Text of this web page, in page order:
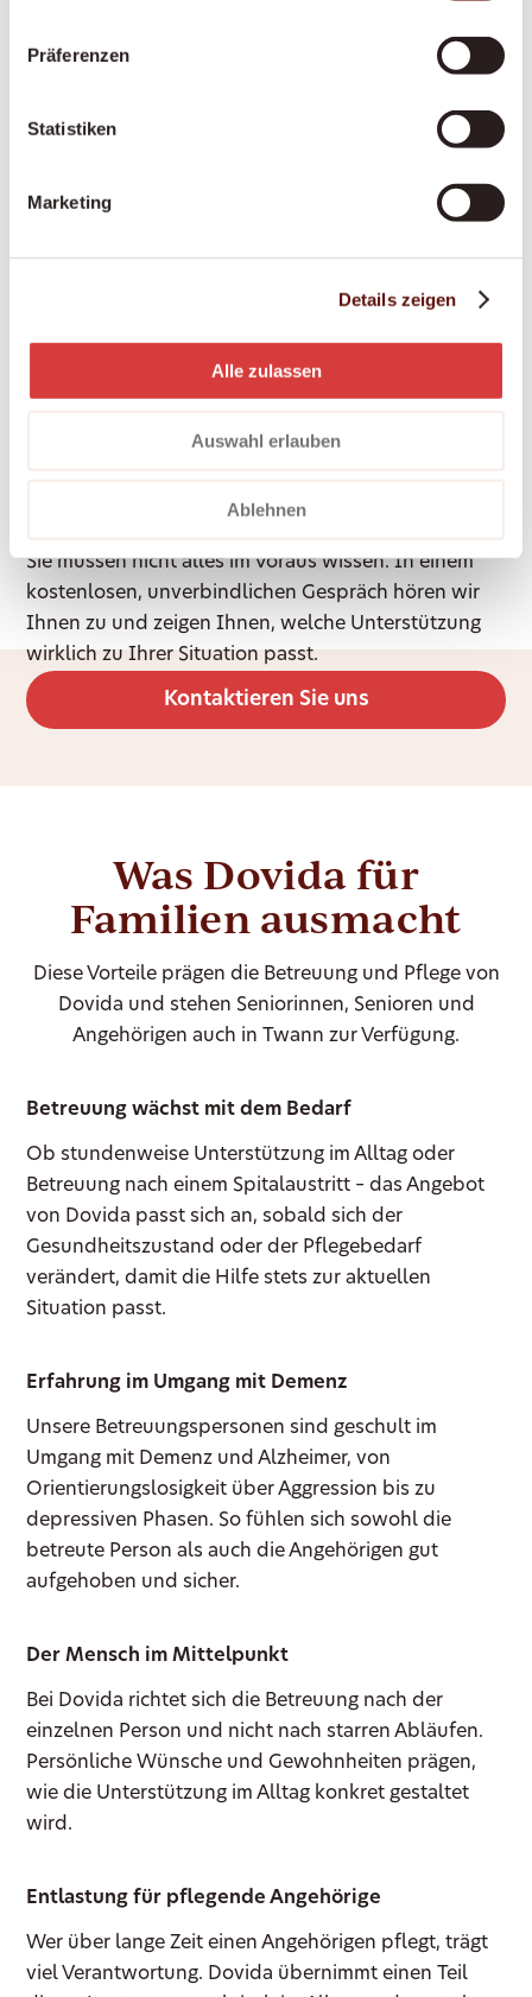
Präferenzen
Statistiken
Marketing
Details zeigen
Alle zulassen
Auswahl erlauben
Ablehnen
Ein würdevoller letzter Lebensabschnitt im
vertrauten Zuhause – einfühlsam begleitet, in
brauchen?
Sie müssen nicht alles im Voraus wissen. In einem
kostenlosen, unverbindlichen Gespräch hören wir
Ihnen zu und zeigen Ihnen, welche Unterstützung
wirklich zu Ihrer Situation passt.
Kontaktieren Sie uns
Was Dovida für
Familien ausmacht
Diese Vorteile prägen die Betreuung und Pflege von
Dovida und stehen Seniorinnen, Senioren und
Angehörigen auch in Twann zur Verfügung.
Betreuung wächst mit dem Bedarf
Ob stundenweise Unterstützung im Alltag oder
Betreuung nach einem Spitalaustritt – das Angebot
von Dovida passt sich an, sobald sich der
Gesundheitszustand oder der Pflegebedarf
verändert, damit die Hilfe stets zur aktuellen
Situation passt.
Erfahrung im Umgang mit Demenz
Unsere Betreuungspersonen sind geschult im
Umgang mit Demenz und Alzheimer, von
Orientierungslosigkeit über Aggression bis zu
depressiven Phasen. So fühlen sich sowohl die
betreute Person als auch die Angehörigen gut
aufgehoben und sicher.
Der Mensch im Mittelpunkt
Bei Dovida richtet sich die Betreuung nach der
einzelnen Person und nicht nach starren Abläufen.
Persönliche Wünsche und Gewohnheiten prägen,
wie die Unterstützung im Alltag konkret gestaltet
wird.
Entlastung für pflegende Angehörige
Wer über lange Zeit einen Angehörigen pflegt, trägt
viel Verantwortung. Dovida übernimmt einen Teil